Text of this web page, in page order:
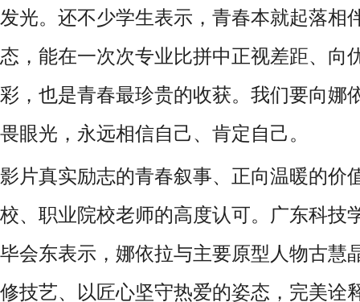
发光。还不少学生表示，青春本就起落相
态，能在一次次专业比拼中正视差距、向
彩，也是青春最珍贵的收获。我们要向娜
畏眼光，永远相信自己、肯定自己。
影片真实励志的青春叙事、正向温暖的价
校、职业院校老师的高度认可。广东科技
毕会东表示，娜依拉与主要原型人物古慧
修技艺、以匠心坚守热爱的姿态，完美诠